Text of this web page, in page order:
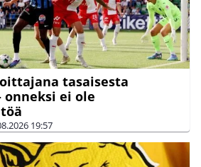
tasaisesta
onneksi ei ole
19:57